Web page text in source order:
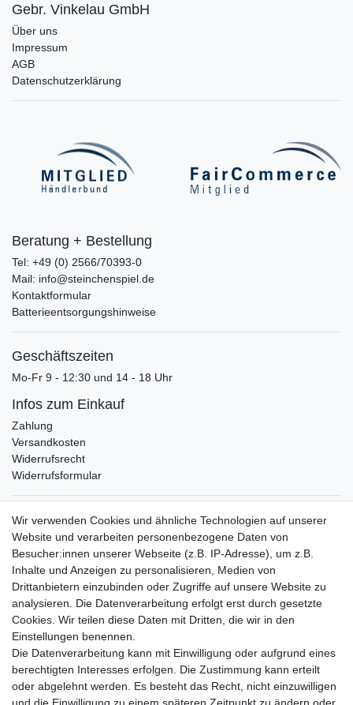
Gebr. Vinkelau GmbH
Über uns
Impressum
AGB
Datenschutzerklärung
Beratung + Bestellung
Tel: +49 (0) 2566/70393-0
Mail: info@steinchenspiel.de
Kontaktformular
Batterieentsorgungshinweise
Geschäftszeiten
Mo-Fr 9 - 12:30 und 14 - 18 Uhr
Infos zum Einkauf
Zahlung
Versandkosten
Widerrufsrecht
Widerrufsformular
Verpackungslizenz
bei der Landbell AG
Zahlungsarten
Vorabüberweisung
Rechnungskauf
Zahlung bei Abholung
PayPal (inkl. Kreditkarten)
Wir verwenden Cookies und ähnliche Technologien auf unserer
Website und verarbeiten personenbezogene Daten von
Besucher:innen unserer Webseite (z.B. IP-Adresse), um z.B.
Inhalte und Anzeigen zu personalisieren, Medien von
Drittanbietern einzubinden oder Zugriffe auf unsere Website zu
analysieren. Die Datenverarbeitung erfolgt erst durch gesetzte
Cookies. Wir teilen diese Daten mit Dritten, die wir in den
Einstellungen benennen.
Die Datenverarbeitung kann mit Einwilligung oder aufgrund eines
berechtigten Interesses erfolgen. Die Zustimmung kann erteilt
oder abgelehnt werden. Es besteht das Recht, nicht einzuwilligen